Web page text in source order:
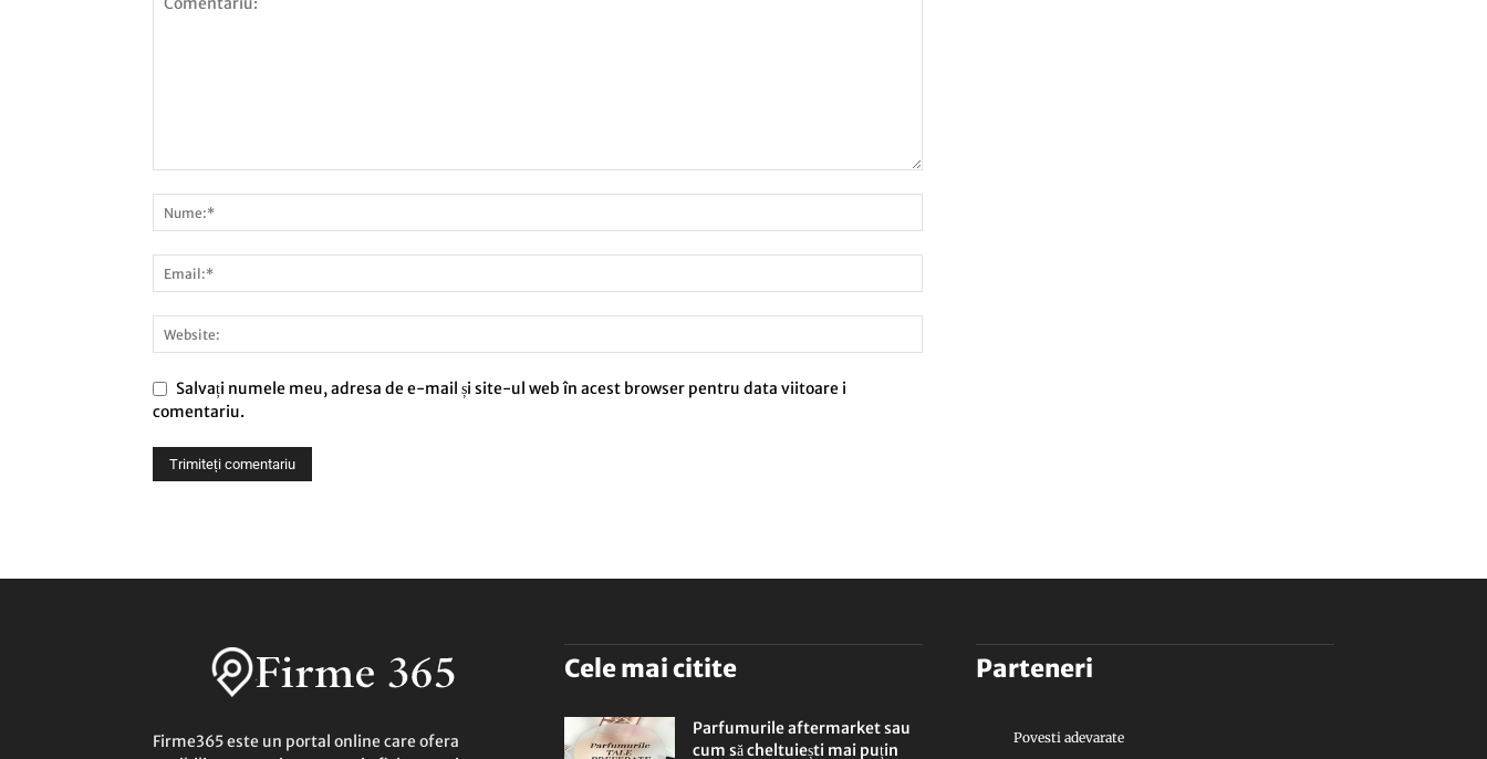
Salvați numele meu, adresa de e-mail și site-ul web în acest browser pentru data viitoare i
comentariu.
Firme365 este un portal online care ofera
Cele mai citite
Parfumurile aftermarket sau
cum să cheltuiești mai puțin
Parteneri
Povesti adevarate